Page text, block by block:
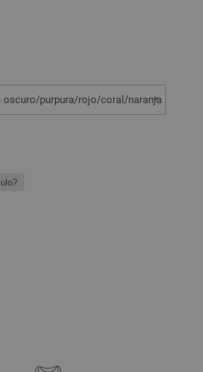
oscuro/purpura/rojo/coral/naranja